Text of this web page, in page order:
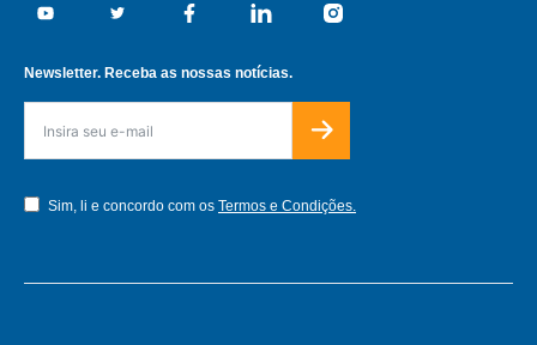
Youtube Twitter Facebook Linkedin Instagram
Newsletter. Receba as nossas notícias.
Sim, li e concordo com os Termos e Condições.